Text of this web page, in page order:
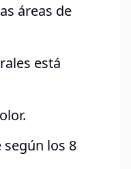
áreas de
está
según los 8